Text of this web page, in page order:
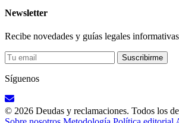
Newsletter
Recibe novedades y guías legales
Suscribirme
Síguenos
© 2026 Deudas y reclamaciones. Todos los